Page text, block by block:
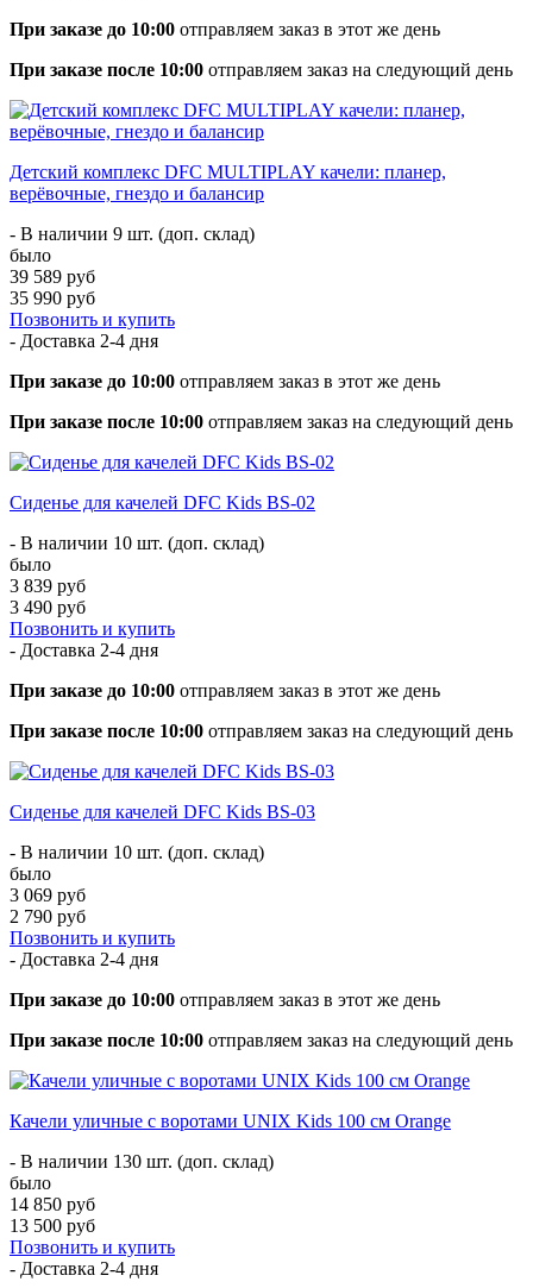
При заказе до 10:00 отправляем заказ в этот же день
При заказе после 10:00 отправляем заказ на следующий день
Детский комплекс DFC MULTIPLAY качели: планер,
верёвочные, гнездо и балансир
- В наличии 9 шт. (доп. склад)
было
39 589 руб
35 990 руб
Позвонить и купить
- Доставка 2-4 дня
При заказе до 10:00 отправляем заказ в этот же день
При заказе после 10:00 отправляем заказ на следующий день
Сиденье для качелей DFC Kids BS-02
- В наличии 10 шт. (доп. склад)
было
3 839 руб
3 490 руб
Позвонить и купить
- Доставка 2-4 дня
При заказе до 10:00 отправляем заказ в этот же день
При заказе после 10:00 отправляем заказ на следующий день
Сиденье для качелей DFC Kids BS-03
- В наличии 10 шт. (доп. склад)
было
3 069 руб
2 790 руб
Позвонить и купить
- Доставка 2-4 дня
При заказе до 10:00 отправляем заказ в этот же день
При заказе после 10:00 отправляем заказ на следующий день
Качели уличные с воротами UNIX Kids 100 см Orange
- В наличии 130 шт. (доп. склад)
было
14 850 руб
13 500 руб
Позвонить и купить
- Доставка 2-4 дня